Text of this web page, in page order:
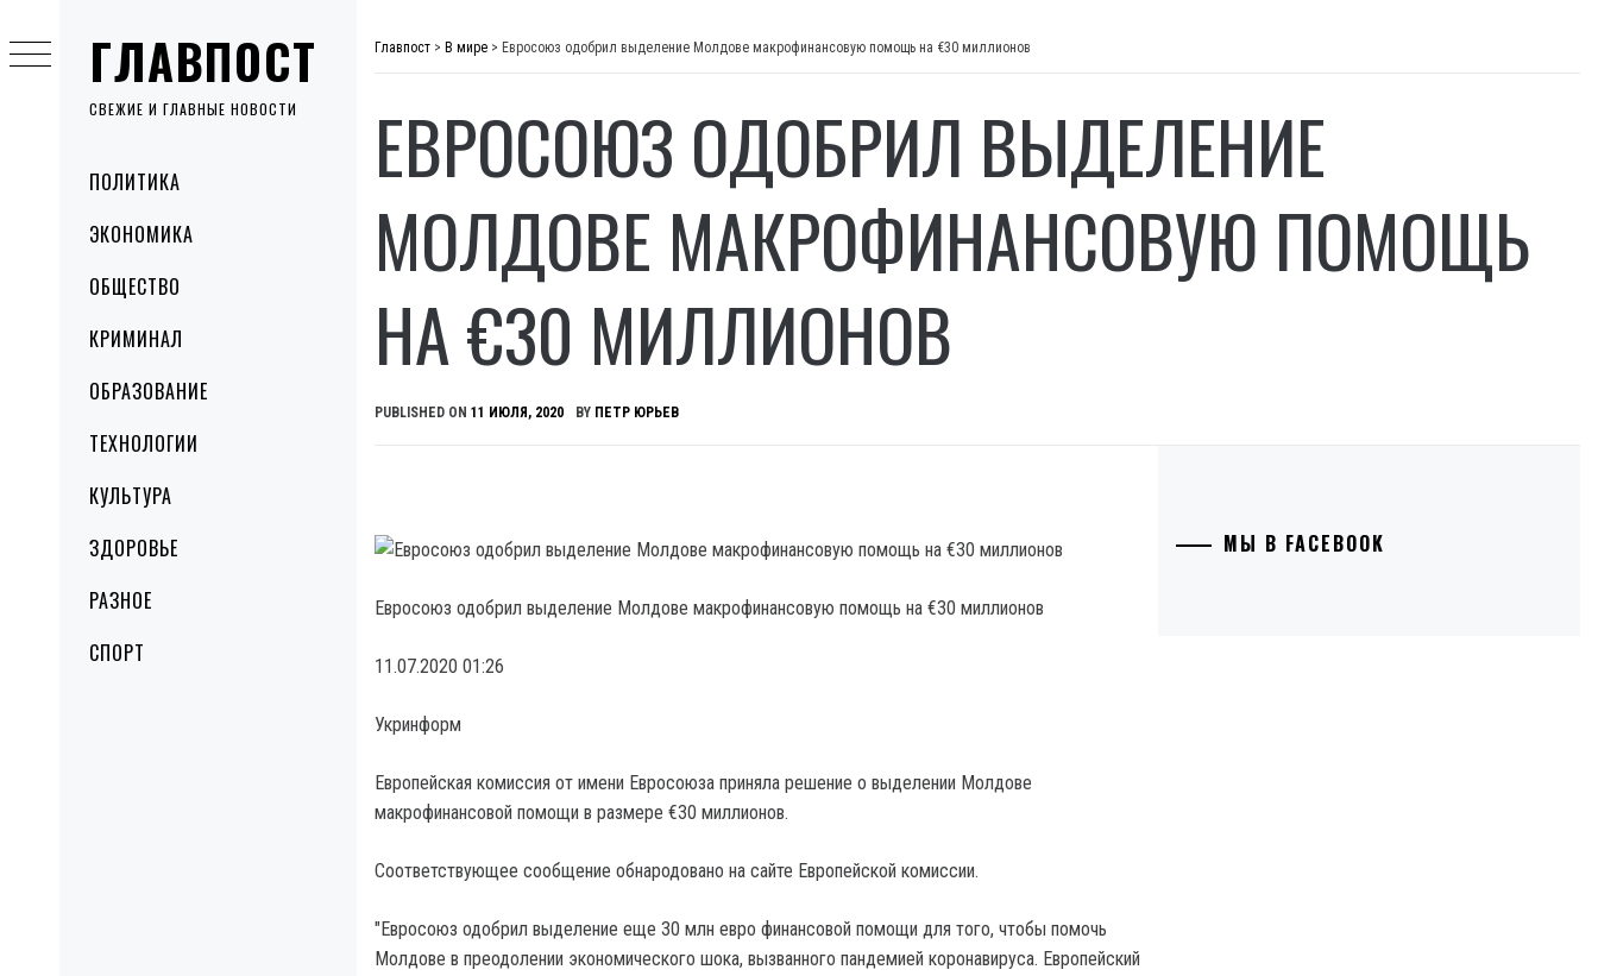
ГЛАВПОСТ
СВЕЖИЕ И ГЛАВНЫЕ НОВОСТИ
MenuПОЛИТИКА
ЭКОНОМИКА
ОБЩЕСТВО
КРИМИНАЛ
ОБРАЗОВАНИЕ
ТЕХНОЛОГИИ
КУЛЬТУРА
ЗДОРОВЬЕ
РАЗНОЕ
СПОРТ
to
content
Главпост > В мире > Евросоюз одобрил выделение Молдове макрофинансовую помощь на €30 миллионов
ЕВРОСОЮЗ ОДОБРИЛ ВЫДЕЛЕНИЕ
МОЛДОВЕ МАКРОФИНАНСОВУЮ ПОМОЩЬ
НА €30 МИЛЛИОНОВ
PUBLISHED ON 11 ИЮЛЯ, 2020 BY ПЕТР ЮРЬЕВ
Евросоюз одобрил выделение Молдове макрофинансовую помощь на €30 миллионов
11.07.2020 01:26
Укринформ
Европейская комиссия от имени Евросоюза приняла решение о выделении Молдове
макрофинансовой помощи в размере €30 миллионов.
Соответствующее сообщение обнародовано на сайте Европейской комиссии.
"Евросоюз одобрил выделение еще 30 млн евро финансовой помощи для того, чтобы помочь
Молдове в преодолении экономического шока, вызванного пандемией коронавируса. Европейский
МЫ В FACEBOOK